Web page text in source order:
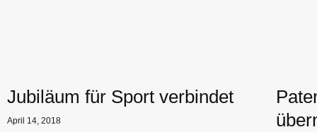
Jubiläum für Sport verbindet
April 14, 2018